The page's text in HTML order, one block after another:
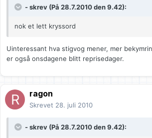
- skrev (På 28.7.2010 den 9.42):
nok et lett kryssord
Uinteressant hva stigvog mener, mer
er også onsdagene blitt reprisedager.
ragon
Skrevet 28. juli 2010
- skrev (På 28.7.2010 den 9.42):